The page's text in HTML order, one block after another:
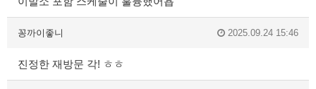
꽁까이좋니 2025.09.24 15:46
진정한 재방문 각! ㅎㅎ